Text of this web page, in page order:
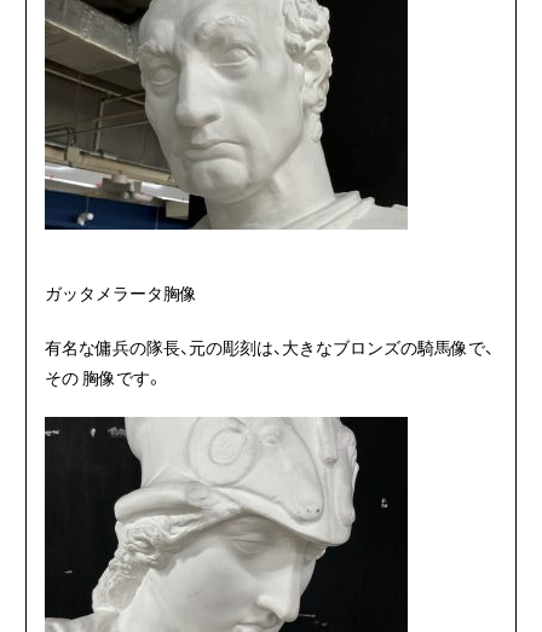
ガッタメラータ胸像
有名な傭兵の隊長、元の彫刻は、大きなブロンズの騎馬像で、
その 胸像です。